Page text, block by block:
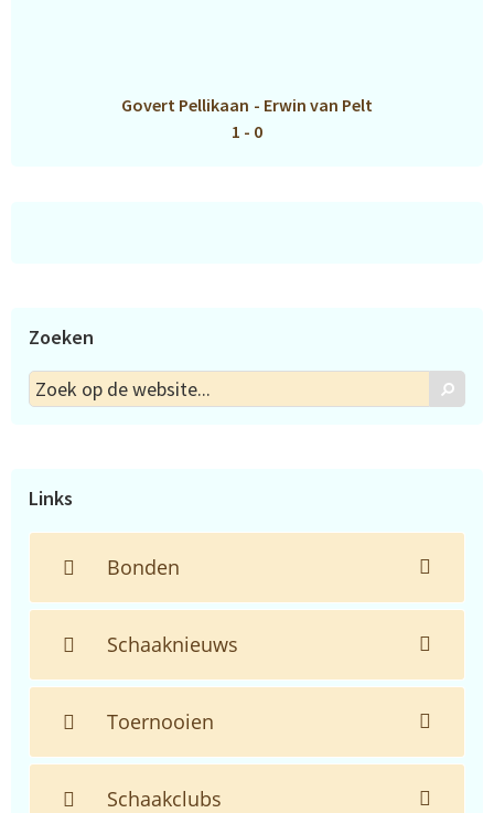
Govert Pellikaan - Erwin van Pelt
1 - 0
Zoeken
Zoek
op
Zoek
Links
Bonden
Schaaknieuws
Toernooien
Schaakclubs